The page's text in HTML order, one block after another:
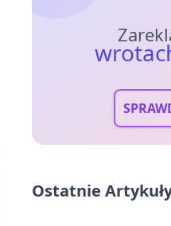
Ostatnie